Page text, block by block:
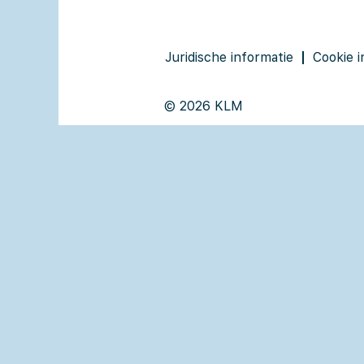
Juridische informatie Cookie
© 2026 KLM